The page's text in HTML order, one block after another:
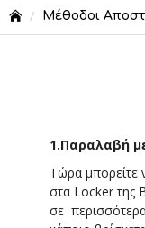
Μέθοδοι
1.Παραλαβή
Τώρα μπορείτε
στα Locker της
σε